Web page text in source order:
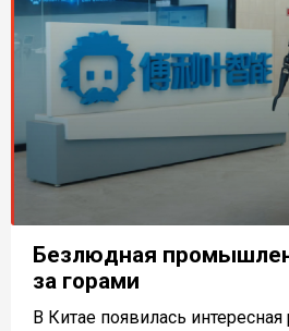
Безлюдная
за горами
В Китае появилась интересная